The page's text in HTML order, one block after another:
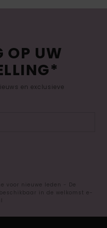
OP UW
en exclusieve
voor nieuwe leden - De
in de welkomst e-